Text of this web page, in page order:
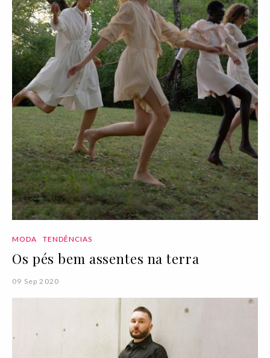
MODA TENDÊNCIAS
Os pés bem assentes na terra
09 Sep 2020